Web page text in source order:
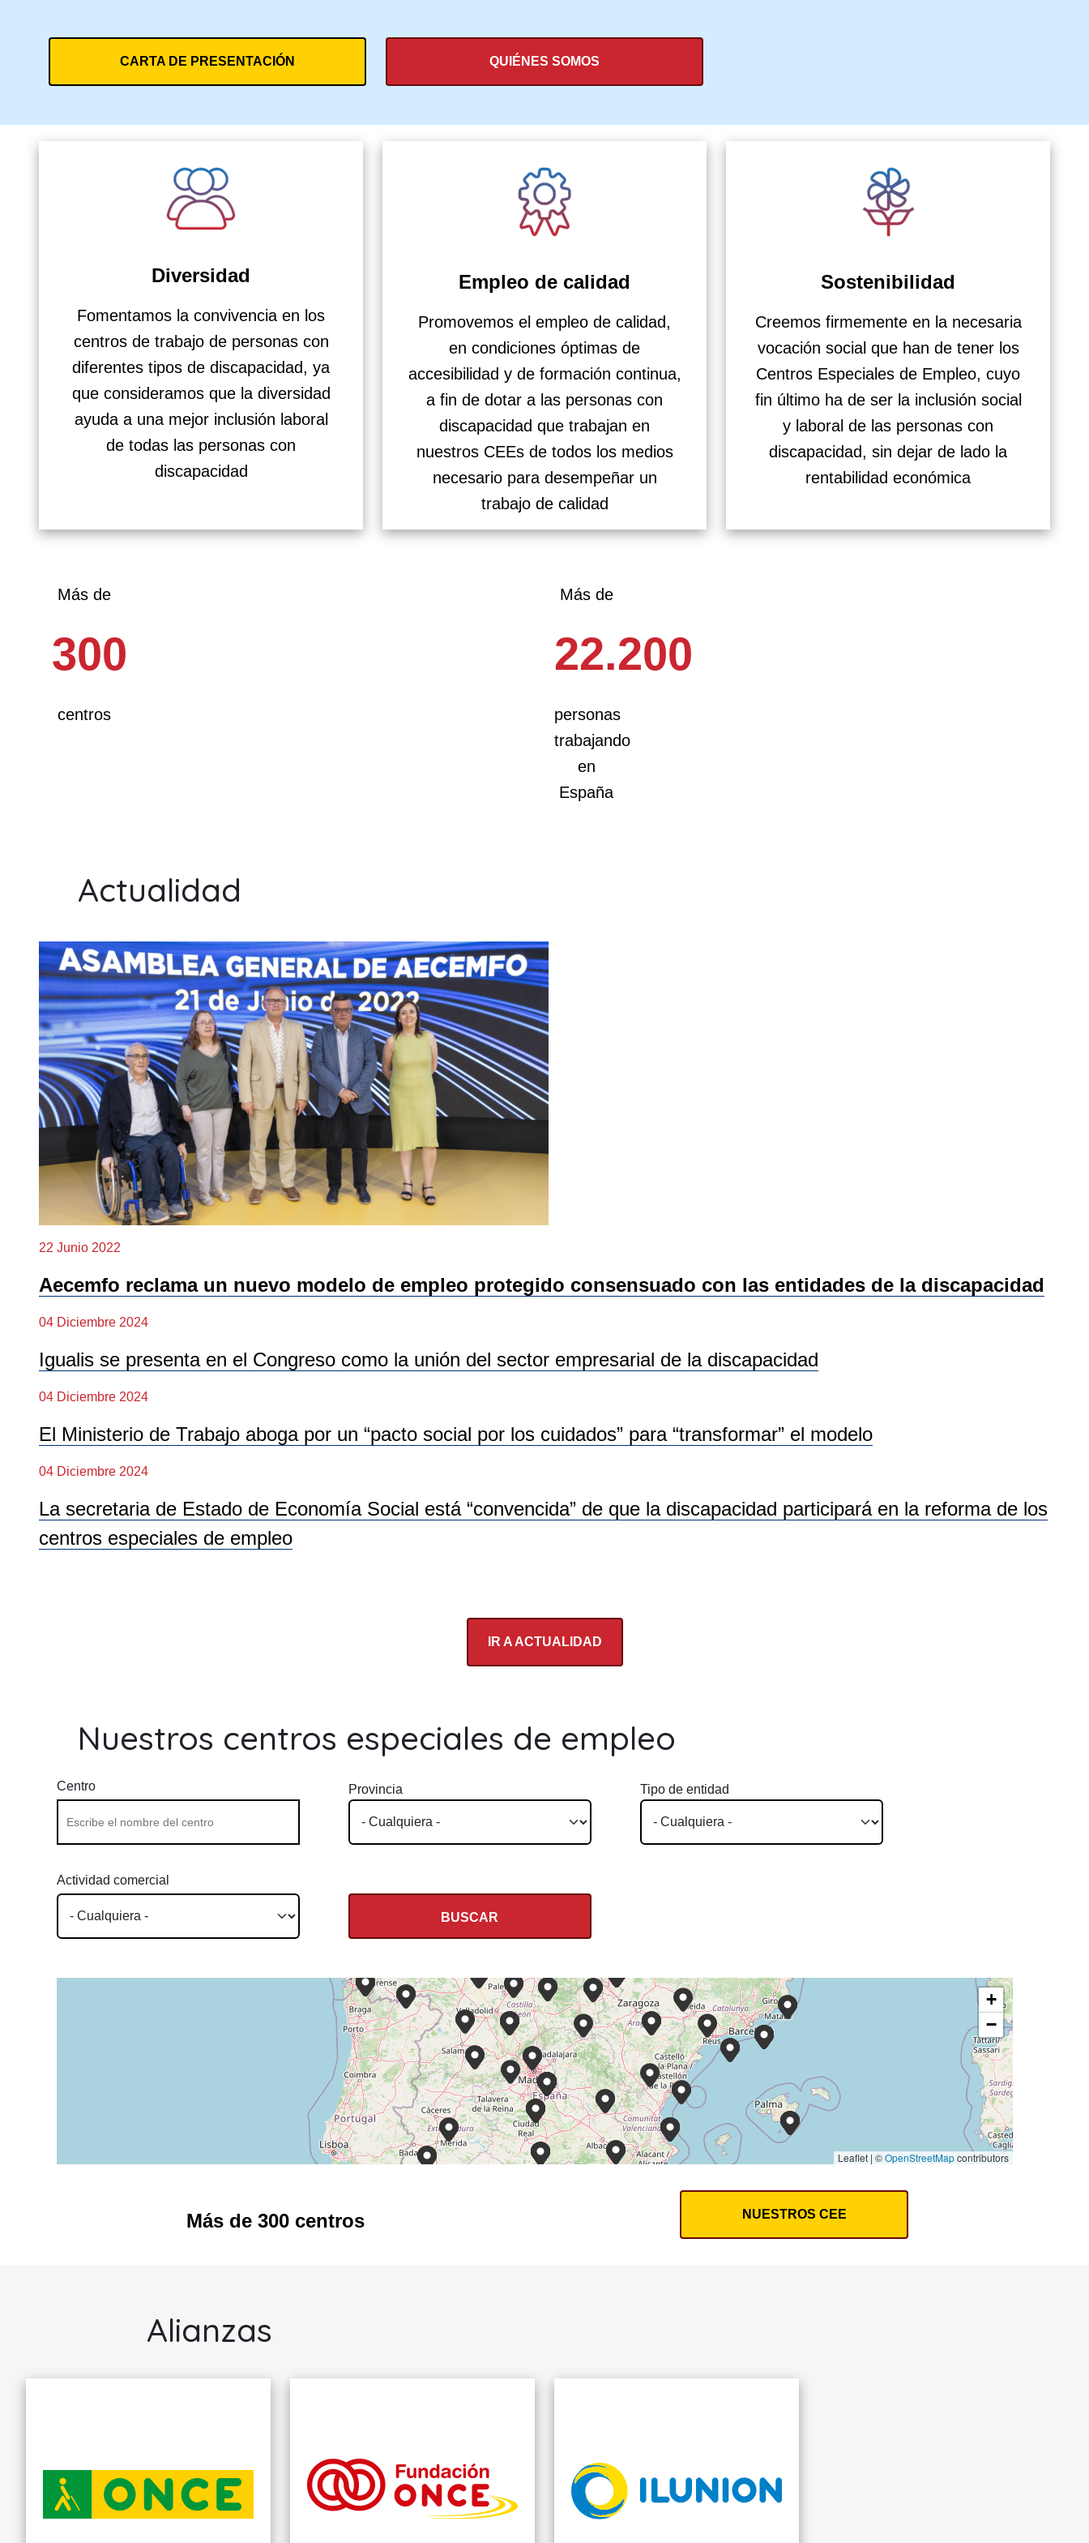
CARTA DE PRESENTACIÓN QUIÉNES SOMOS
Diversidad
Fomentamos la convivencia en los
centros de trabajo de personas con
diferentes tipos de discapacidad, ya
que consideramos que la diversidad
ayuda a una mejor inclusión laboral
de todas las personas con
discapacidad
Empleo de calidad
Promovemos el empleo de calidad,
en condiciones óptimas de
accesibilidad y de formación continua,
a fin de dotar a las personas con
discapacidad que trabajan en
nuestros CEEs de todos los medios
necesario para desempeñar un
trabajo de calidad
Sostenibilidad
Creemos firmemente en la necesaria
vocación social que han de tener los
Centros Especiales de Empleo, cuyo
fin último ha de ser la inclusión social
y laboral de las personas con
discapacidad, sin dejar de lado la
rentabilidad económica
Más de
300
centros
Más de
22.200
personas
trabajando
en
España
Actualidad
22 Junio 2022
Aecemfo reclama un nuevo modelo de empleo protegido consensuado con las entidades de la discapacidad
04 Diciembre 2024
Igualis se presenta en el Congreso como la unión del sector empresarial de la discapacidad
04 Diciembre 2024
El Ministerio de Trabajo aboga por un “pacto social por los cuidados” para “transformar” el modelo
04 Diciembre 2024
La secretaria de Estado de Economía Social está “convencida” de que la discapacidad participará en la reforma de los
centros especiales de empleo
IR A ACTUALIDAD
Nuestros centros especiales de empleo
Centro Provincia Tipo de entidad
Actividad comercial
+
−
Leaflet | ©OpenStreetMapcontributors
SERVICIOS
TEXTIL
ILUNION
SERVICIOS
TEXTIL
Más de 300 centros NUESTROS CEE
Alianzas